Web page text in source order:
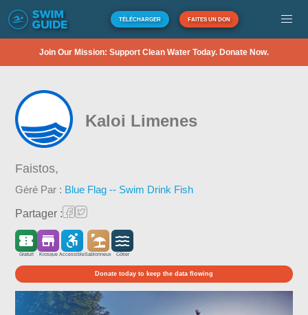
TÉLÉCHARGER FAITES UN DON
Join Our Mission: Support Clean Water Today. Donate Now.
Kaloi Limenes
Faistos,
Géré Par : Blue Flag -- Swim Drink Fish
Partager :
Gratuit Kiosque AccessibleSablonneux Côtier
Donate today to keep the data flowing